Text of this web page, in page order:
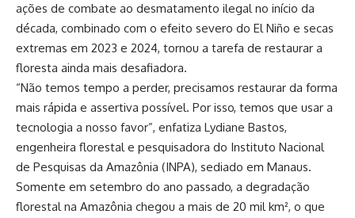
ações de combate ao desmatamento ilegal no início da
década, combinado com o efeito severo do El Niño e secas
extremas em 2023 e 2024, tornou a tarefa de restaurar a
floresta ainda mais desafiadora.
“Não temos tempo a perder, precisamos restaurar da forma
mais rápida e assertiva possível. Por isso, temos que usar a
tecnologia a nosso favor”, enfatiza Lydiane Bastos,
engenheira florestal e pesquisadora do Instituto Nacional
de Pesquisas da Amazônia (INPA), sediado em Manaus.
Somente em setembro do ano passado, a degradação
florestal na Amazônia chegou a mais de 20 mil km², o que